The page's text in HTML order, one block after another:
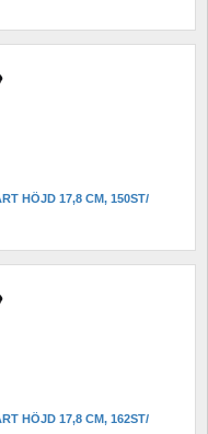
HÖJD 17,8 CM, 150ST/
HÖJD 17,8 CM, 162ST/